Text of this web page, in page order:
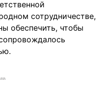
сотрудничестве,
обеспечить, чтобы